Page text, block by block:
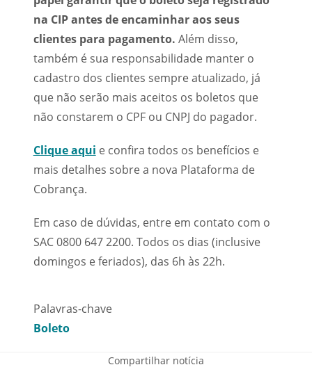
na CIP antes de encaminhar aos seus
clientes para pagamento. Além disso,
também é sua responsabilidade manter o
cadastro dos clientes sempre atualizado, já
que não serão mais aceitos os boletos que
não constarem o CPF ou CNPJ do pagador.
Clique aqui e confira todos os benefícios e
mais detalhes sobre a nova Plataforma de
Cobrança.
Em caso de dúvidas, entre em contato com o
SAC 0800 647 2200. Todos os dias (inclusive
domingos e feriados), das 6h às 22h.
Palavras-chave
Boleto
Compartilhar notícia